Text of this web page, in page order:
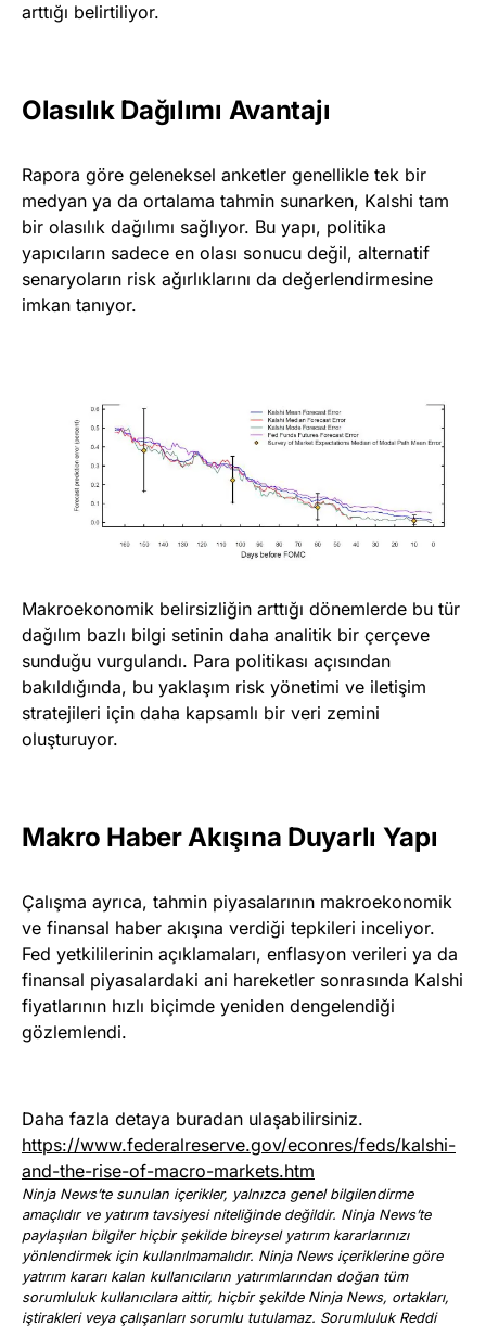
arttığı belirtiliyor.
Olasılık Dağılımı Avantajı
Rapora göre geleneksel anketler genellikle tek bir
medyan ya da ortalama tahmin sunarken, Kalshi tam
bir olasılık dağılımı sağlıyor. Bu yapı, politika
yapıcıların sadece en olası sonucu değil, alternatif
senaryoların risk ağırlıklarını da değerlendirmesine
imkan tanıyor.
Makroekonomik belirsizliğin arttığı dönemlerde bu tür
dağılım bazlı bilgi setinin daha analitik bir çerçeve
sunduğu vurgulandı. Para politikası açısından
bakıldığında, bu yaklaşım risk yönetimi ve iletişim
stratejileri için daha kapsamlı bir veri zemini
oluşturuyor.
Makro Haber Akışına Duyarlı Yapı
Çalışma ayrıca, tahmin piyasalarının makroekonomik
ve finansal haber akışına verdiği tepkileri inceliyor.
Fed yetkililerinin açıklamaları, enflasyon verileri ya da
finansal piyasalardaki ani hareketler sonrasında Kalshi
fiyatlarının hızlı biçimde yeniden dengelendiği
gözlemlendi.
Daha fazla detaya buradan ulaşabilirsiniz.
https://www.federalreserve.gov/econres/feds/kalshi-
and-the-rise-of-macro-markets.htm
Ninja News’te sunulan içerikler, yalnızca genel bilgilendirme
amaçlıdır ve yatırım tavsiyesi niteliğinde değildir. Ninja News’te
paylaşılan bilgiler hiçbir şekilde bireysel yatırım kararlarınızı
yönlendirmek için kullanılmamalıdır. Ninja News içeriklerine göre
yatırım kararı kalan kullanıcıların yatırımlarından doğan tüm
sorumluluk kullanıcılara aittir, hiçbir şekilde Ninja News, ortakları,
iştirakleri veya çalışanları sorumlu tutulamaz. Sorumluluk Reddi